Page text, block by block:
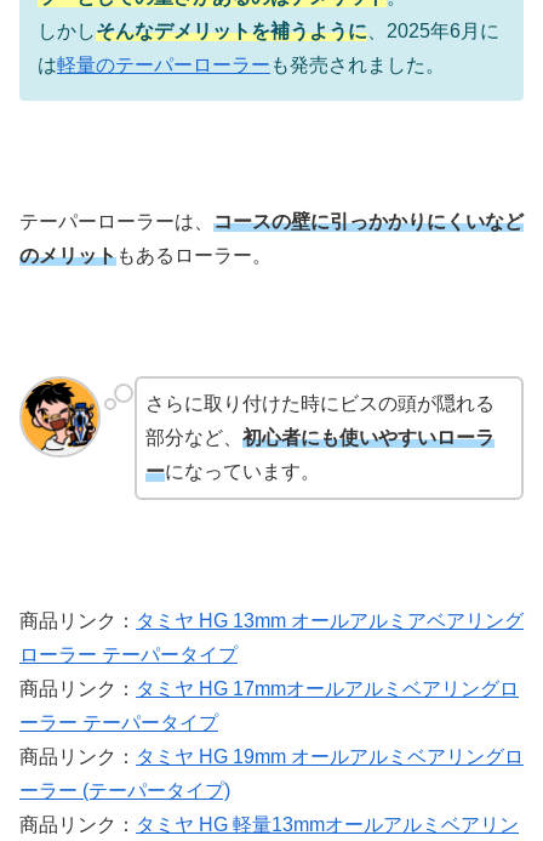
しかしそんなデメリットを補うように 、2025年6月に
は軽量のテーパーローラー も発売されました。
テーパーローラーは、 コースの壁に引っかかりにくいなど
のメリットもあるローラー。
さらに取り付けた時にビスの頭が隠れる
部分など、 初心者にも使いやすいローラ
ーになっています。
商品リンク： タミヤ HG 13mm オールアルミアベアリング
ローラー テーパータイプ
商品リンク： タミヤ HG 17mmオールアルミベアリングロ
ーラー テーパータイプ
商品リンク： タミヤ HG 19mm オールアルミベアリングロ
ーラー (テーパータイプ)
商品リンク： タミヤ HG 軽量13mmオールアルミベアリン